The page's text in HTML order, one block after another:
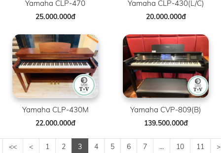
Yamaha CLP-470
25.000.000đ
Yamaha CLP-430(L/C)
20.000.000đ
Yamaha CLP-430M
22.000.000đ
Yamaha CVP-809(B)
139.500.000đ
<< < 1 2 3 4 5 6 7 ... 10 11 >